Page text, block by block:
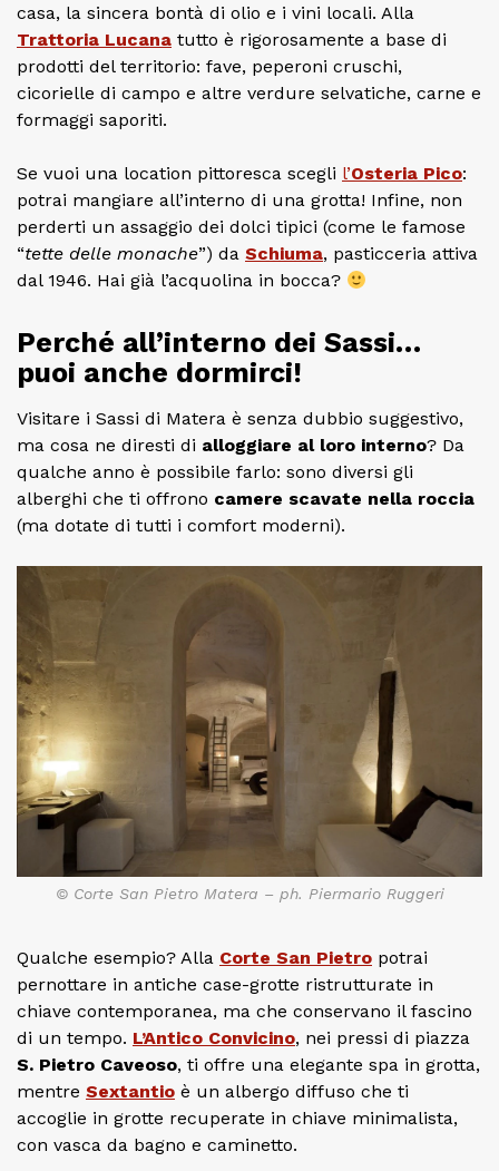
casa, la sincera bontà di olio e i vini locali. Alla
Trattoria Lucana tutto è rigorosamente a base di
prodotti del territorio: fave, peperoni cruschi,
cicorielle di campo e altre verdure selvatiche, carne e
formaggi saporiti.
Se vuoi una location pittoresca scegli l’Osteria Pico:
potrai mangiare all’interno di una grotta! Infine, non
perderti un assaggio dei dolci tipici (come le famose
“tette delle monache”) da Schiuma, pasticceria attiva
dal 1946. Hai già l’acquolina in bocca?
Perché all’interno dei Sassi…
puoi anche dormirci!
Visitare i Sassi di Matera è senza dubbio suggestivo,
ma cosa ne diresti di alloggiare al loro interno? Da
qualche anno è possibile farlo: sono diversi gli
alberghi che ti offrono camere scavate nella roccia
(ma dotate di tutti i comfort moderni).
© Corte San Pietro Matera – ph. Piermario Ruggeri
Qualche esempio? Alla Corte San Pietro potrai
pernottare in antiche case-grotte ristrutturate in
chiave contemporanea, ma che conservano il fascino
di un tempo. L’Antico Convicino, nei pressi di piazza
S. Pietro Caveoso, ti offre una elegante spa in grotta,
mentre Sextantio è un albergo diffuso che ti
accoglie in grotte recuperate in chiave minimalista,
con vasca da bagno e caminetto.